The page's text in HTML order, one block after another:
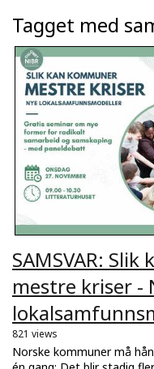
Tagget med
SAMSVAR:
mestre kriser -
821 views
Norske kommuner må